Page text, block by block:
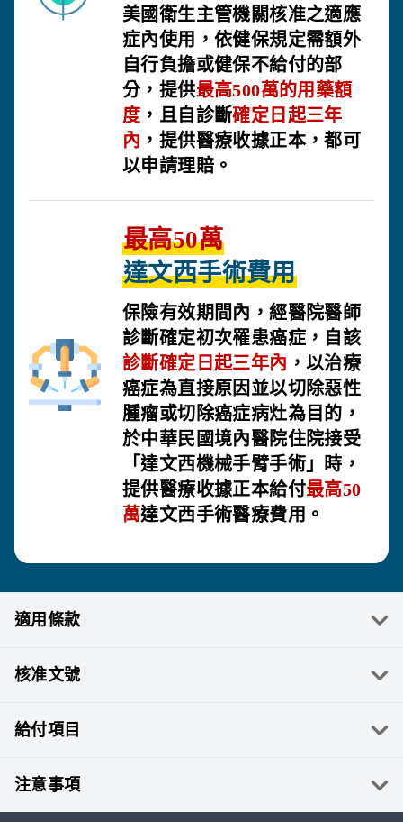
美國衛生主管機關核准之適應
症內使用，依健保規定需額外
自行負擔或健保不給付的部
分，提供最高500萬的用藥額
度 ，且自診斷確定日起三年
內 ，提供醫療收據正本，都可
以申請理賠。
最高50萬
達文西手術費用
保險有效期間內，經醫院醫師
診斷確定初次罹患癌症，自該
診斷確定日起三年內 ，以治療
癌症為直接原因並以切除惡性
腫瘤或切除癌症病灶為目的，
於中華民國境內醫院住院接受
「達文西機械手臂手術」時，
提供醫療收據正本給付最高50
萬達文西手術醫療費用。
適用條款
富邦產物個人初次罹患癌症健康保險、富邦產物新初次罹患癌
症特定治療費用健康保險、富邦產物保險費分期繳付附加條
核准文號
98.07.10(98)富保研發個字第056號函備查，113.08.05依金融監
督管理委員會113.06.28金管保壽字第11304207572號函修正、
正。101.09.11富保業字第1010001286號函備查，111.11.21依
給付項目
初次罹患癌症保險金、初次罹患原位癌保險金、特定癌症增額
保險金、癌症生活補助保險金、癌症標靶治療藥物費用保險
注意事項